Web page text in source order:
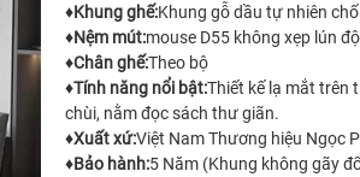
♦️Khung ghế:Khung gỗ dầu tự nhiên
♦️Nệm mút:mouse D55 không xẹp lún
♦️Chân ghế:Theo bộ
♦️Tính năng nổi bật:Thiết kế lạ mắt trên
chùi, nằm đọc sách thư giãn.
♦️Xuất xứ:Việt Nam Thương hiệu Ngọc
♦️Bảo hành:5 Năm (Khung không gãy